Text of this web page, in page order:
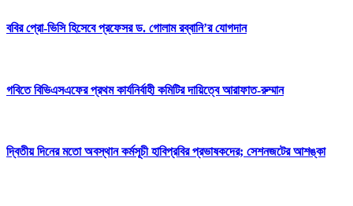
ববির প্রো-ভিসি হিসেবে প্রফেসর ড. গোলাম রব্বানি’র যোগদান
গবিতে বিভিএসএফের প্রথম কার্যনির্বাহী কমিটির দায়িত্বে আরাফাত-রুম্মান
দ্বিতীয় দিনের মতো অবস্থান কর্মসূচী হাবিপ্রবির প্রভাষকদের; সেশনজটের আশঙ্কা